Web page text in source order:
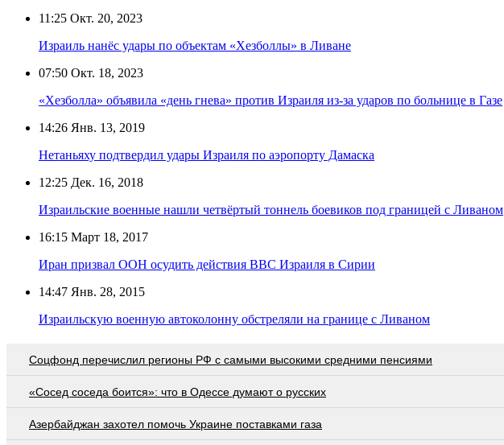
11:25 Окт. 20, 2023
Израиль нанёс удары по объектам «Хезболлы» в Ливане
07:50 Окт. 18, 2023
«Хезболла» объявила «день гнева» против Израиля из-за ударов по больнице в Газе
14:26 Янв. 13, 2019
Нетаньяху подтвердил удары Израиля по аэропорту Дамаска
12:25 Дек. 16, 2018
Израильские военные нашли четвёртый тоннель боевиков под границей с Ливаном
16:15 Март 18, 2017
Иран призвал ООН осудить действия ВВС Израиля в Сирии
14:47 Янв. 28, 2015
Израильскую военную автоколонну обстреляли на границе с Ливаном
Соцфонд перечислил регионы РФ с самыми высокими средними пенсиями
«Сосед соседа боится»: что в Одессе думают о русских
Азербайджан захотел помочь Украине поставками газа